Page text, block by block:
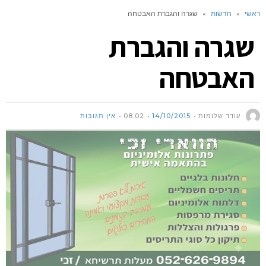
ראשי » חדשות » שגרה והגברת האבטחה
שגרה והגברת
האבטחה
עודד שלומות 14/10/2015
08:02 אין תגובות